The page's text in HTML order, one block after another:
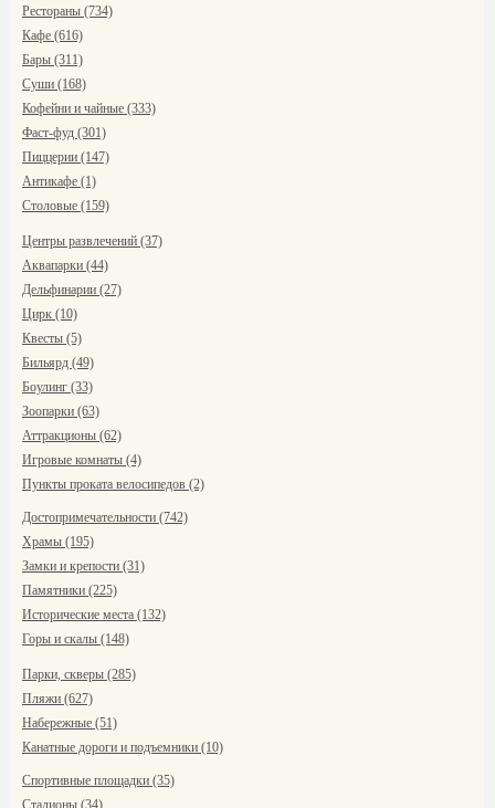
Рестораны (734)
Кафе (616)
Бары (311)
Суши (168)
Кофейни и чайные (333)
Фаст-фуд (301)
Пиццерии (147)
Антикафе (1)
Столовые (159)
Центры развлечений (37)
Аквапарки (44)
Дельфинарии (27)
Цирк (10)
Квесты (5)
Бильярд (49)
Боулинг (33)
Зоопарки (63)
Аттракционы (62)
Игровые комнаты (4)
Пункты проката велосипедов (2)
Достопримечательности (742)
Храмы (195)
Замки и крепости (31)
Памятники (225)
Исторические места (132)
Горы и скалы (148)
Парки, скверы (285)
Пляжи (627)
Набережные (51)
Канатные дороги и подъемники (10)
Спортивные площадки (35)
Стадионы (34)